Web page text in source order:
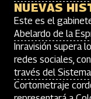
NUEVAS
Este es el
Abelardo de la
Inravisión supera
redes sociales,
través del
Cortometraje